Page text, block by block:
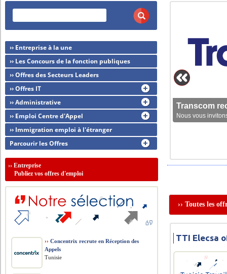
Transcom
Nous vous
›› Toutes les
TTI Elecsa
›› Entreprise à la une
›› Les Concours de la fonction publiques
›› Offres des Secteurs Leaders
›› Offres IT
›› Administrative
›› Emploi Centre d'Appel
›› Immigration emploi à l'étranger
Parcourir les Offres
››Entreprise
Publiez vos offres d'emploi
›› Concentrix recrute en Réception des
Appels
Tunisie